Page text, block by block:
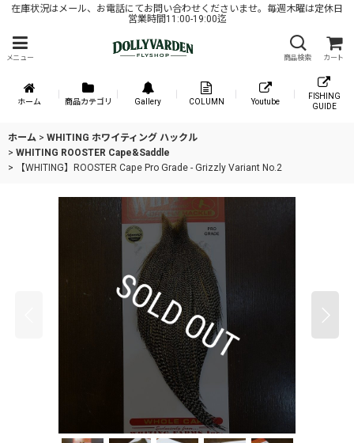
在庫状況はメール、お電話にてお問い合わせくださいませ。毎週木曜は定休日
営業時間11:00-19:00迄
メニュー 商品検索 カート
ホーム 商品カテゴリ Gallery COLUMN Youtube
FISHING
GUIDE
ホーム > WHITING ホワイティング ハックル
> WHITING ROOSTER Cape&Saddle
>
【WHITING】ROOSTER Cape Pro Grade - Grizzly Variant No.2